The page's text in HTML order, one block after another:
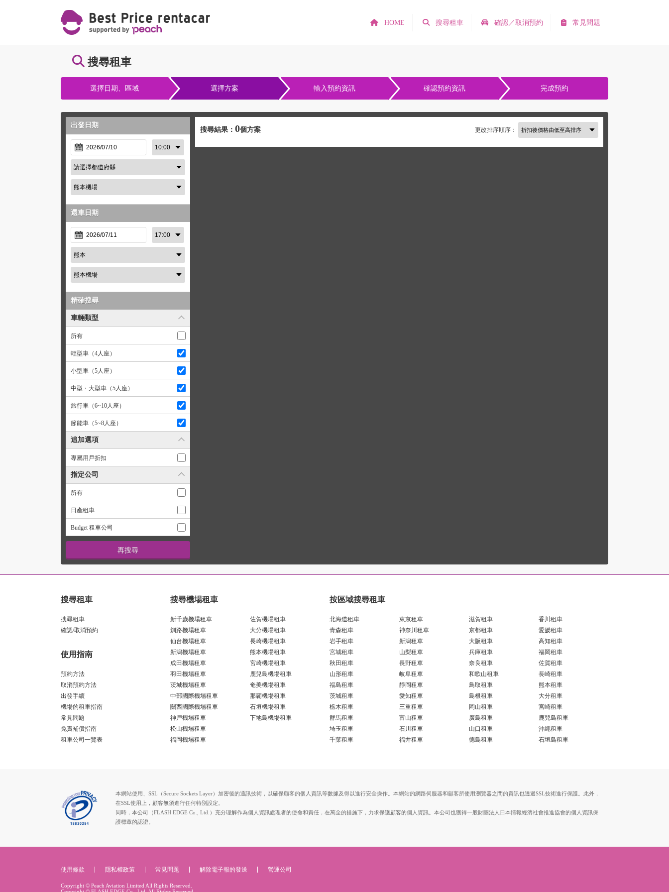
常見問題
確認／取消預約
搜尋租車
HOME
搜尋租車
選擇日期、區域 選擇方案 輸入預約資訊 確認預約資訊 完成預約
出發日期
還車日期
精確搜尋
車輛類型
所有
輕型車（4人座）
小型車（5人座）
中型・大型車（5人座）
旅行車（6~10人座）
節能車（5~8人座）
追加選項
專屬用戶折扣
指定公司
所有
日產租車
Budget 租車公司
搜尋結果： 0個方案 更改排序順序：
搜尋租車
搜尋租車
確認/取消預約
使用指南
預約方法
取消預約方法
出發手續
機場的租車指南
常見問題
免責補償指南
租車公司一覽表
搜尋機場租車
新千歲機場租車
釧路機場租車
仙台機場租車
新潟機場租車
成田機場租車
羽田機場租車
茨城機場租車
中部國際機場租車
關西國際機場租車
神戸機場租車
松山機場租車
福岡機場租車
佐賀機場租車
大分機場租車
長崎機場租車
熊本機場租車
宮崎機場租車
鹿兒島機場租車
奄美機場租車
那霸機場租車
石垣機場租車
下地島機場租車
按區域搜尋租車
北海道租車
青森租車
岩手租車
宮城租車
秋田租車
山形租車
福島租車
茨城租車
栃木租車
群馬租車
埼玉租車
千葉租車
東京租車
神奈川租車
新潟租車
山梨租車
長野租車
岐阜租車
靜岡租車
愛知租車
三重租車
富山租車
石川租車
福井租車
滋賀租車
京都租車
大阪租車
兵庫租車
奈良租車
和歌山租車
鳥取租車
島根租車
岡山租車
廣島租車
山口租車
德島租車
香川租車
愛媛租車
高知租車
福岡租車
佐賀租車
長崎租車
熊本租車
大分租車
宮崎租車
鹿兒島租車
沖繩租車
石垣島租車
本網站使用、SSL（Secure Sockets Layer）加密後的通訊技術，以確保顧客的個人資訊等數據及得以進行安全操作。本網站的網路伺服器和顧客所使用瀏覽器之間的資訊也透過SSL技術進行保護。此外，
在SSL使用上，顧客無須進行任何特別設定。
同時，本公司（FLASH EDGE Co., Ltd.）充分理解作為個人資訊處理者的使命和責任，在萬全的措施下，力求保護顧客的個人資訊。本公司也獲得一般財團法人日本情報經濟社會推進協會的個人資訊保
護標章的認證。
使用條款 隱私權政策 常見問題 解除電子報的發送 營運公司
Copyright © Peach Aviation Limited All Rights Reserved.